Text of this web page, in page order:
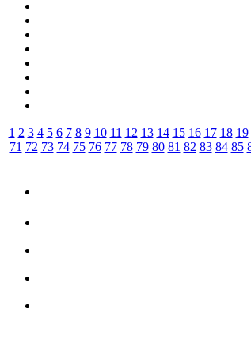
1 2 3 4 5 6 7 8 9 10 11 12 13 14 15 16 17 18 19
71 72 73 74 75 76 77 78 79 80 81 82 83 84 85